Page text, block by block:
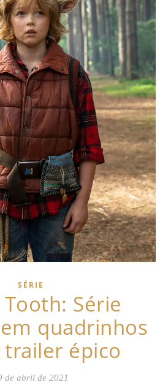
SÉRIE
Série
quadrinhos
trailer épico
de abril de 2021